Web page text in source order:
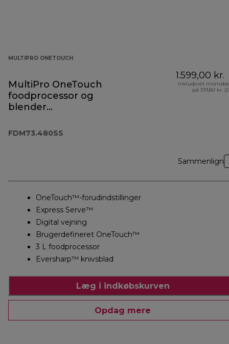
MULTIPRO ONETOUCH
MultiPro OneTouch
foodprocessor og
blender
FDM73.480SS
1.599,00 kr.
Inkluderet
på 319,80 kr.
Sammenlign
OneTouch™-forudindstillinger
Express Serve™
Digital vejning
Brugerdefineret OneTouch™
3 L foodprocessor
Eversharp™ knivsblad
Læg i indkøbskurven
Opdag mere